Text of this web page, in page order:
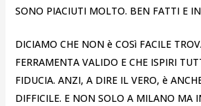
SONO PIACIUTI MOLTO. BEN FATTI E
DICIAMO CHE NON è COSì FACILE
FERRAMENTA VALIDO E CHE ISPIRI
FIDUCIA. ANZI, A DIRE IL VERO, è
DIFFICILE. E NON SOLO A MILANO MA